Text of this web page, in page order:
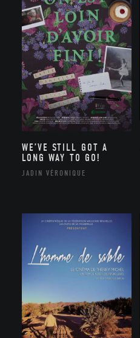
WE’VE STILL GOT A
LONG WAY TO GO!
JADIN VÉRONIQUE